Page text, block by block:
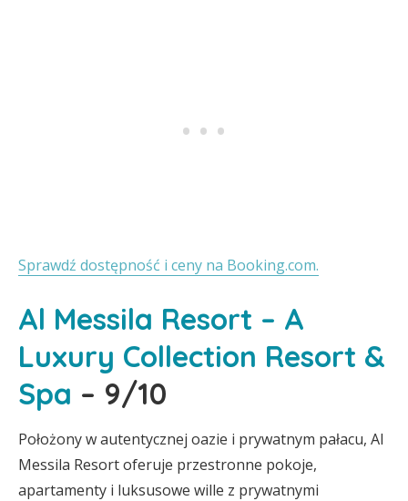
Sprawdź dostępność i ceny na Booking.com.
Al Messila Resort – A
Luxury Collection Resort &
Spa – 9/10
Położony w autentycznej oazie i prywatnym pałacu, Al
Messila Resort oferuje przestronne pokoje,
apartamenty i luksusowe wille z prywatnymi